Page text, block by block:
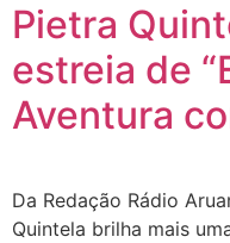
Pietra
estreia de
Aventura
Da Redação Rádio
Quintela brilha mais